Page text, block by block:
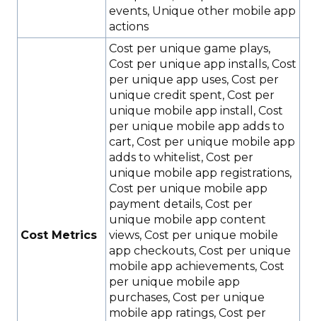
events, Unique other mobile app
actions
Cost Metrics
Cost per unique game plays,
Cost per unique app installs, Cost
per unique app uses, Cost per
unique credit spent, Cost per
unique mobile app install, Cost
per unique mobile app adds to
cart, Cost per unique mobile app
adds to whitelist, Cost per
unique mobile app registrations,
Cost per unique mobile app
payment details, Cost per
unique mobile app content
views, Cost per unique mobile
app checkouts, Cost per unique
mobile app achievements, Cost
per unique mobile app
purchases, Cost per unique
mobile app ratings, Cost per